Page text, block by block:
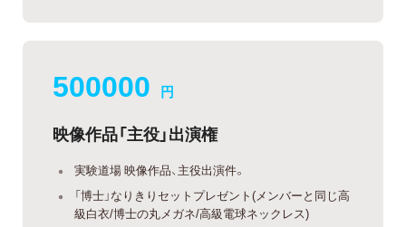
500000 円
映像作品「主役」出演権
実験道場 映像作品、主役出演件。
「博士」なりきりセットプレゼント(メンバーと同じ高
級白衣/博士の丸メガネ/高級電球ネックレス)